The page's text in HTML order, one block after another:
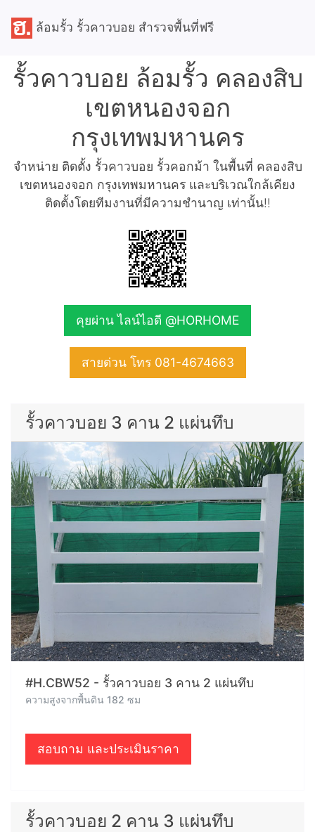
ล้อมรั้ว รั้วคาวบอย สำรวจพื้นที่ฟรี
รั้วคาวบอย ล้อมรั้ว คลองสิบ
เขตหนองจอก
กรุงเทพมหานคร
จำหน่าย ติดตั้ง รั้วคาวบอย รั้วคอกม้า ในพื้นที่ คลองสิบ
เขตหนองจอก กรุงเทพมหานคร และบริเวณใกล้เคียง
ติดตั้งโดยทีมงานที่มีความชำนาญ เท่านั้น!!
คุยผ่าน ไลน์ไอดี @HORHOME
สายด่วน โทร 081-4674663
รั้วคาวบอย 3 คาน 2 แผ่นทึบ
#H.CBW52 - รั้วคาวบอย 3 คาน 2 แผ่นทึบ
ความสูงจากพื้นดิน 182 ซม
สอบถาม และประเมินราคา
รั้วคาวบอย 2 คาน 3 แผ่นทึบ